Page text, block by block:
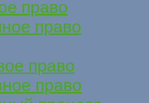
право
право
право
право